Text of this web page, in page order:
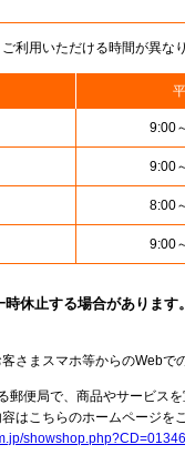
利用いただける時間が異な
9:00
9:00
8:00
9:00
休止する場合があります。
さまスマホ等からのWebで
郵便局で、商品やサービス
はこちらのホームページを